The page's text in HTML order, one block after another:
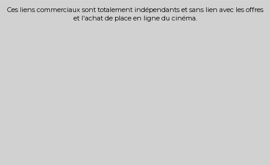
Ces liens commerciaux sont totalement indépendants et sans lien avec les offres
et l'achat de place en ligne du cinéma.